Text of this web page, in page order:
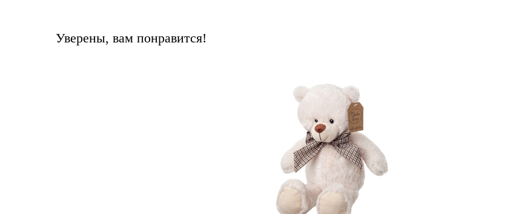
Уверены, вам понравится!